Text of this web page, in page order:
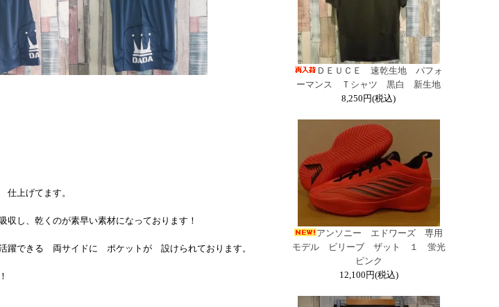
ＤＥＵＣＥ 速乾生地 パフォ
ーマンス Ｔシャツ 黒白 新生地
8,250円(税込)
アンソニー エドワーズ 専用
モデル ビリーブ ザット １ 蛍光
ピンク
12,100円(税込)
上げてます。
し、乾くのが素早い素材になっております！
躍できる 両サイドに ポケットが 設けられております。